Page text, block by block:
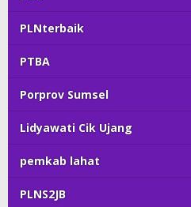
PLNterbaik
PTBA
Porprov Sumsel
Lidyawati Cik Ujang
pemkab lahat
PLNS2JB